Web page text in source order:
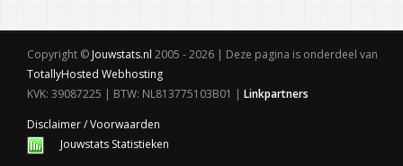
Copyright © Jouwstats.nl 2005 - 2026 | Deze pagina is onderdeel van
TotallyHosted Webhosting
KVK: 39087225 | BTW: NL813775103B01 | Linkpartners
Disclaimer / Voorwaarden
Jouwstats Statistieken